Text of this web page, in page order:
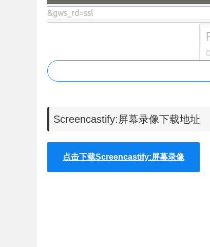
Screencastify:屏幕录像下载地址
点击下载Screencastify:屏幕录像